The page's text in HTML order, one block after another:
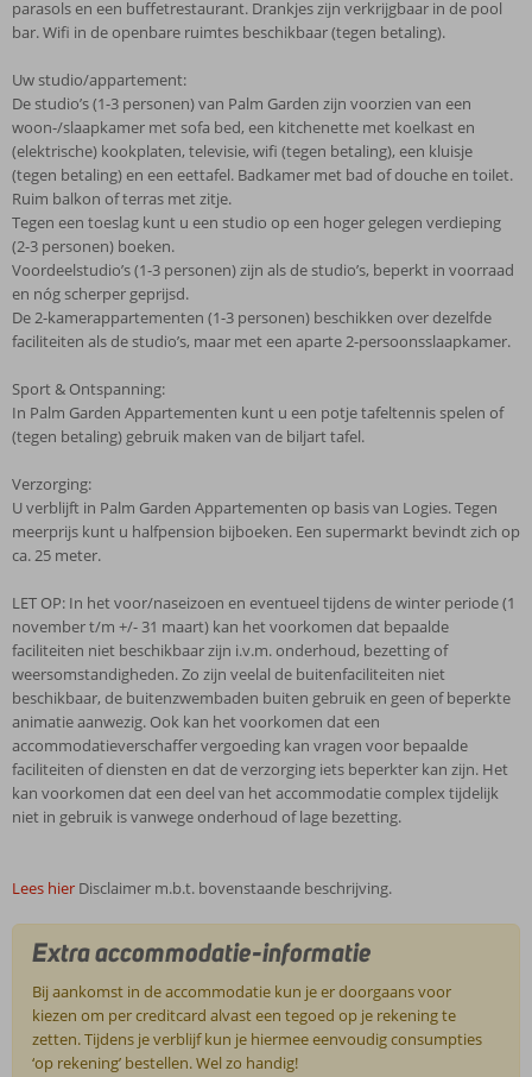
parasols en een buffetrestaurant. Drankjes zijn verkrijgbaar in de pool
bar. Wifi in de openbare ruimtes beschikbaar (tegen betaling).
Uw studio/appartement:
De studio’s (1-3 personen) van Palm Garden zijn voorzien van een
woon-/slaapkamer met sofa bed, een kitchenette met koelkast en
(elektrische) kookplaten, televisie, wifi (tegen betaling), een kluisje
(tegen betaling) en een eettafel. Badkamer met bad of douche en toilet.
Ruim balkon of terras met zitje.
Tegen een toeslag kunt u een studio op een hoger gelegen verdieping
(2-3 personen) boeken.
Voordeelstudio’s (1-3 personen) zijn als de studio’s, beperkt in voorraad
en nóg scherper geprijsd.
De 2-kamerappartementen (1-3 personen) beschikken over dezelfde
faciliteiten als de studio’s, maar met een aparte 2-persoonsslaapkamer.
Sport & Ontspanning:
In Palm Garden Appartementen kunt u een potje tafeltennis spelen of
(tegen betaling) gebruik maken van de biljart tafel.
Verzorging:
U verblijft in Palm Garden Appartementen op basis van Logies. Tegen
meerprijs kunt u halfpension bijboeken. Een supermarkt bevindt zich op
ca. 25 meter.
LET OP: In het voor/naseizoen en eventueel tijdens de winter periode (1
november t/m +/- 31 maart) kan het voorkomen dat bepaalde
faciliteiten niet beschikbaar zijn i.v.m. onderhoud, bezetting of
weersomstandigheden. Zo zijn veelal de buitenfaciliteiten niet
beschikbaar, de buitenzwembaden buiten gebruik en geen of beperkte
animatie aanwezig. Ook kan het voorkomen dat een
accommodatieverschaffer vergoeding kan vragen voor bepaalde
faciliteiten of diensten en dat de verzorging iets beperkter kan zijn. Het
kan voorkomen dat een deel van het accommodatie complex tijdelijk
niet in gebruik is vanwege onderhoud of lage bezetting.
Lees hier Disclaimer m.b.t. bovenstaande beschrijving.
Extra accommodatie-informatie
Bij aankomst in de accommodatie kun je er doorgaans voor
kiezen om per creditcard alvast een tegoed op je rekening te
zetten. Tijdens je verblijf kun je hiermee eenvoudig consumpties
‘op rekening’ bestellen. Wel zo handig!